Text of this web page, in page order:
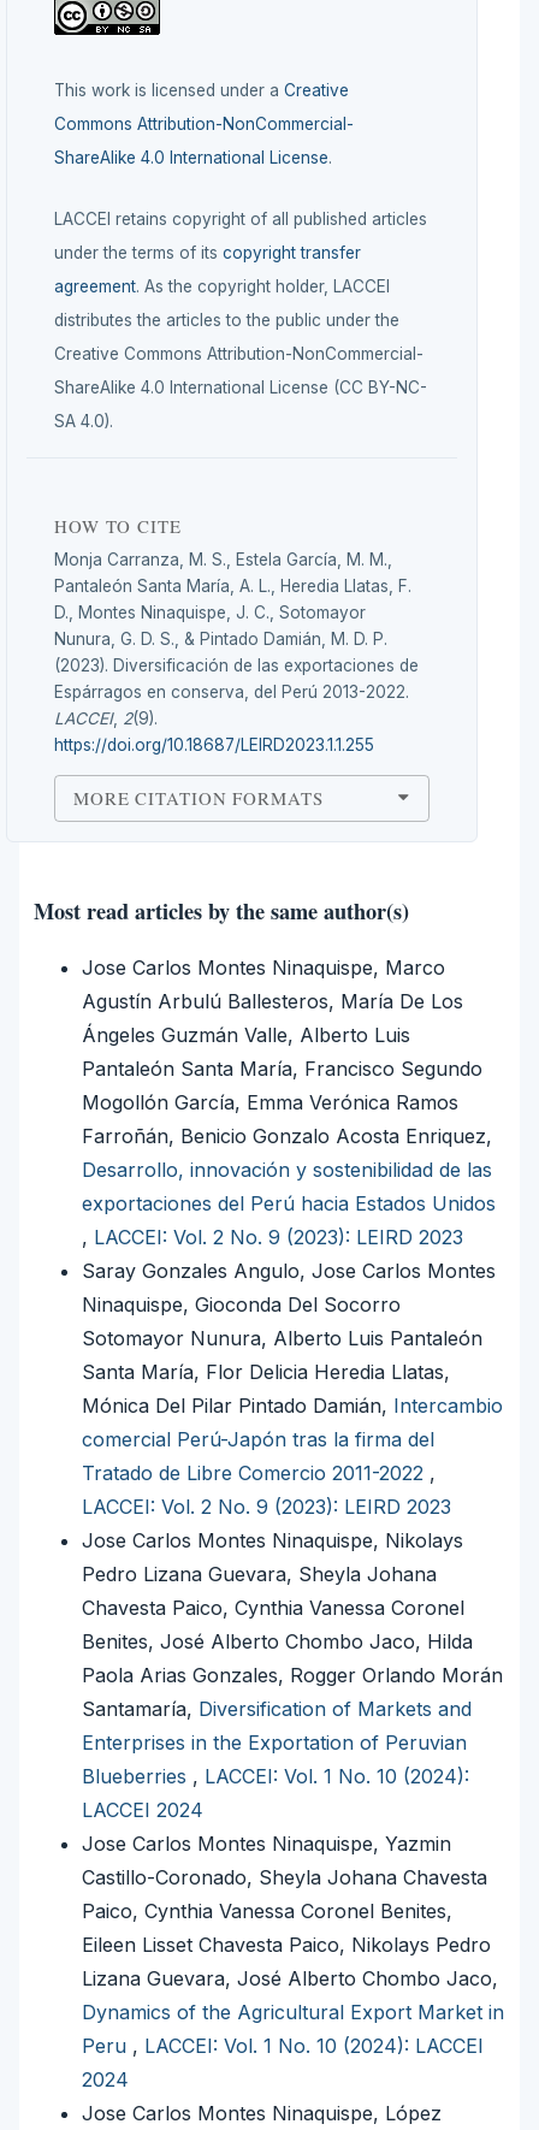
This work is licensed under a Creative
Commons Attribution-NonCommercial-
ShareAlike 4.0 International License.
LACCEI retains copyright of all published articles
under the terms of its copyright transfer
agreement. As the copyright holder, LACCEI
distributes the articles to the public under the
Creative Commons Attribution-NonCommercial-
ShareAlike 4.0 International License (CC BY-NC-
SA 4.0).
HOW TO CITE
Monja Carranza, M. S., Estela García, M. M.,
Pantaleón Santa María, A. L., Heredia Llatas, F.
D., Montes Ninaquispe, J. C., Sotomayor
Nunura, G. D. S., & Pintado Damián, M. D. P.
(2023). Diversificación de las exportaciones de
Espárragos en conserva, del Perú 2013-2022.
LACCEI, 2(9).
https://doi.org/10.18687/LEIRD2023.1.1.255
MORE CITATION FORMATS
Most read articles by the same author(s)
Jose Carlos Montes Ninaquispe, Marco
Agustín Arbulú Ballesteros, María De Los
Ángeles Guzmán Valle, Alberto Luis
Pantaleón Santa María, Francisco Segundo
Mogollón García, Emma Verónica Ramos
Farroñán, Benicio Gonzalo Acosta Enriquez,
Desarrollo, innovación y sostenibilidad de las
exportaciones del Perú hacia Estados Unidos
, LACCEI: Vol. 2 No. 9 (2023): LEIRD 2023
Saray Gonzales Angulo, Jose Carlos Montes
Ninaquispe, Gioconda Del Socorro
Sotomayor Nunura, Alberto Luis Pantaleón
Santa María, Flor Delicia Heredia Llatas,
Mónica Del Pilar Pintado Damián, Intercambio
comercial Perú-Japón tras la firma del
Tratado de Libre Comercio 2011-2022 ,
LACCEI: Vol. 2 No. 9 (2023): LEIRD 2023
Jose Carlos Montes Ninaquispe, Nikolays
Pedro Lizana Guevara, Sheyla Johana
Chavesta Paico, Cynthia Vanessa Coronel
Benites, José Alberto Chombo Jaco, Hilda
Paola Arias Gonzales, Rogger Orlando Morán
Santamaría, Diversification of Markets and
Enterprises in the Exportation of Peruvian
Blueberries , LACCEI: Vol. 1 No. 10 (2024):
LACCEI 2024
Jose Carlos Montes Ninaquispe, Yazmin
Castillo-Coronado, Sheyla Johana Chavesta
Paico, Cynthia Vanessa Coronel Benites,
Eileen Lisset Chavesta Paico, Nikolays Pedro
Lizana Guevara, José Alberto Chombo Jaco,
Dynamics of the Agricultural Export Market in
Peru , LACCEI: Vol. 1 No. 10 (2024): LACCEI
2024
Jose Carlos Montes Ninaquispe, López